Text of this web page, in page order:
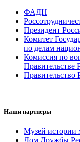
ФАДН
Президент
Комитет
по делам
Комиссия по
Правительстве
Правительство
Наши партнеры
Музей истории